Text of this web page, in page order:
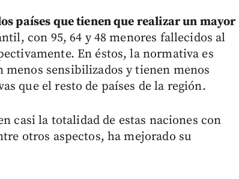
países que tienen que realizar un mayor
con 95, 64 y 48 menores fallecidos al
En éstos, la normativa es
sensibilizados y tienen menos
que el resto de países de la región.
casi la totalidad de estas naciones con
otros aspectos, ha mejorado su